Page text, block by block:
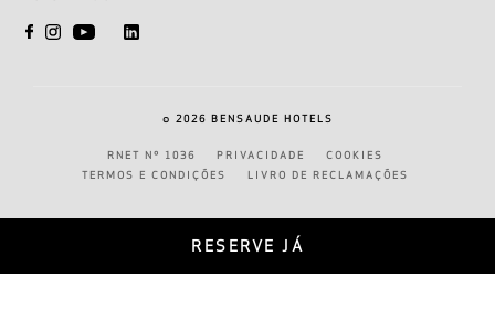
RESERVE JÁ
RNET Nº 1036 PRIVACIDADE
COOKIES
TERMOS E CONDIÇÕES
LIVRO DE RECLAMAÇÕES
© 2026 BENSAUDE HOTELS